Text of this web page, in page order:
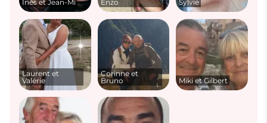
Inès et Jean-Mi
Enzo
Sylvie
Laurent et
Valérie
Corinne et
Bruno
Miki et Gilbert